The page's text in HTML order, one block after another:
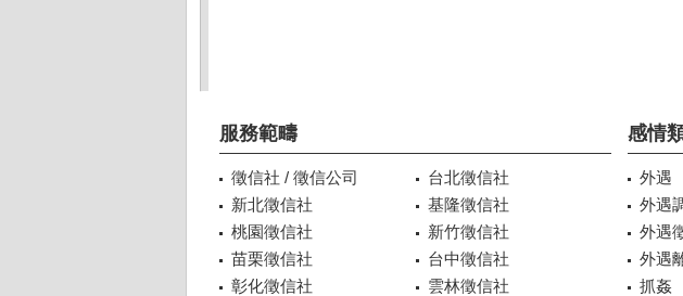
服務範疇
徵信社 / 徵信公司
台北徵信社
新北徵信社
基隆徵信社
桃園徵信社
新竹徵信社
苗栗徵信社
台中徵信社
彰化徵信社
雲林徵信社
感情
外遇
外遇
外遇
外遇
抓姦